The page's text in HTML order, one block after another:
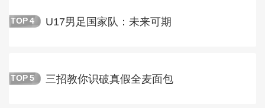
TOP 4 U17男足国家队：未来可期
TOP 5 三招教你识破真假全麦面包